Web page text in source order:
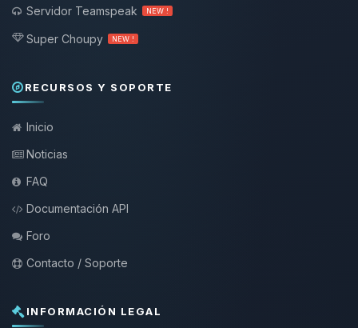
Servidor Teamspeak
NEW !
Super Choupy NEW !
RECURSOS Y SOPORTE
Inicio
Noticias
FAQ
Documentación API
Foro
Contacto / Soporte
INFORMACIÓN LEGAL